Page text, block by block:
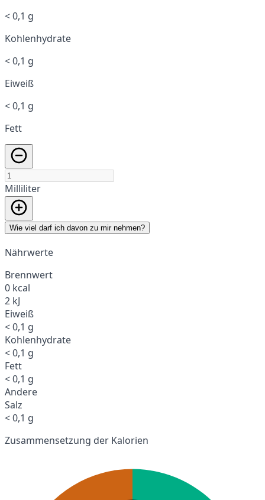
< 0,1 g
Kohlenhydrate
< 0,1 g
Eiweiß
< 0,1 g
Fett
Milliliter
Wie viel darf ich davon zu mir nehmen?
Nährwerte
Brennwert
0 kcal
2 kJ
Eiweiß
< 0,1 g
Kohlenhydrate
< 0,1 g
Fett
< 0,1 g
Andere
Salz
< 0,1 g
Zusammensetzung der Kalorien